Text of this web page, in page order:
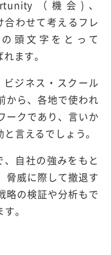
（機会)、
わせて考えるフレ
頭文字をとって
ます。
ジネス・スクール
から、各地で使われ
ークであり、言いか
言えるでしょう。
自社の強みをもと
脅威に際して撤退す
略の検証や分析もで
。